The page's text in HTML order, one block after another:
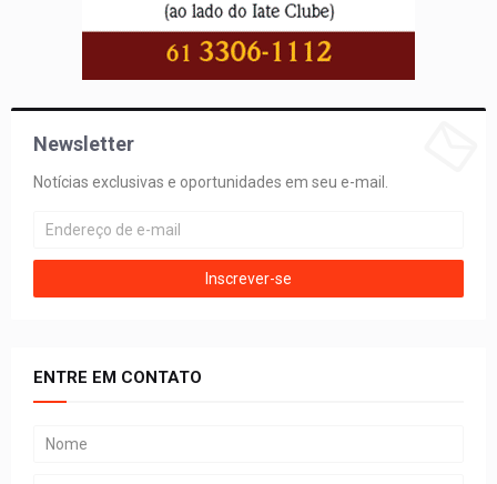
Newsletter
Notícias exclusivas e oportunidades em seu e-mail.
ENTRE EM CONTATO